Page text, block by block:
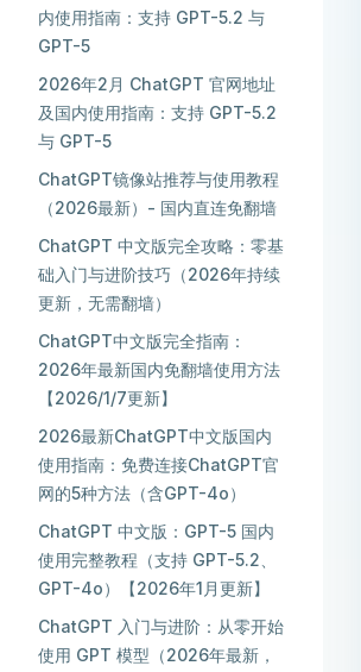
内使用指南：支持 GPT-5.2 与
GPT-5
2026年2月 ChatGPT 官网地址
及国内使用指南：支持 GPT-5.2
与 GPT-5
ChatGPT镜像站推荐与使用教程
（2026最新）- 国内直连免翻墙
ChatGPT 中文版完全攻略：零基
础入门与进阶技巧（2026年持续
更新，无需翻墙）
ChatGPT中文版完全指南：
2026年最新国内免翻墙使用方法
【2026/1/7更新】
2026最新ChatGPT中文版国内
使用指南：免费连接ChatGPT官
网的5种方法（含GPT-4o）
ChatGPT 中文版：GPT-5 国内
使用完整教程（支持 GPT-5.2、
GPT-4o）【2026年1月更新】
ChatGPT 入门与进阶：从零开始
使用 GPT 模型（2026年最新，